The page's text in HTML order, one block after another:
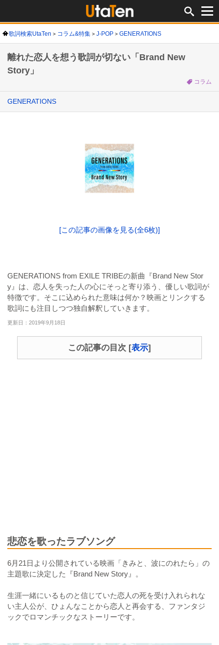
歌詞検索UtaTen コラム&特集 J-POP GENERATIONS
離れた恋人を想う歌詞が切ない「Brand New
Story」
コラム
GENERATIONS
[この記事の画像を見る(全6枚)]
GENERATIONS from EXILE TRIBEの新曲『Brand New Stor
y』は、恋人を失った人の心にそっと寄り添う、優しい歌詞が
特徴です。そこに込められた意味は何か？映画とリンクする
歌詞にも注目しつつ独自解釈していきます。
更新日：2019年9月18日
この記事の目次 [表示]
悲恋を歌ったラブソング
6月21日より公開されている映画「きみと、波にのれたら」の
主題歌に決定した『Brand New Story』。
生涯一緒にいるものと信じていた恋人の死を受け入れられな
い主人公が、ひょんなことから恋人と再会する、ファンタジ
ックでロマンチックなストーリーです。